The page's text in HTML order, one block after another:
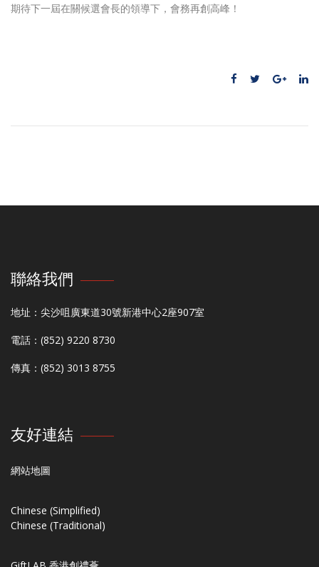
期待下一屆在關候選會長的領導下，會務再創高峰！
聯絡我們
地址：尖沙咀廣東道30號新港中心2座907室
電話：(852) 9220 8730
傳真：(852) 3013 8755
友好連結
網站地圖
Chinese (Simplified)
Chinese (Traditional)